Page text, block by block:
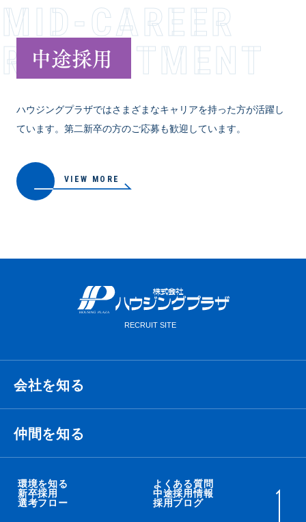
MID-CAREER
RECR­U­I­T­M­E­N­T
中途採用
ハウジングプラザではさまざまなキャリアを持った方が活躍し
ています。第二新卒の方のご応募も歓迎しています。
VIEW MORE
会社を知る
経営理念・ビジョン・ミッション
職種紹介
仲間を知る
衛藤 侑也
環境を知る よくある質問
新卒採用 中途採用情報
選考フロー 採用ブログ